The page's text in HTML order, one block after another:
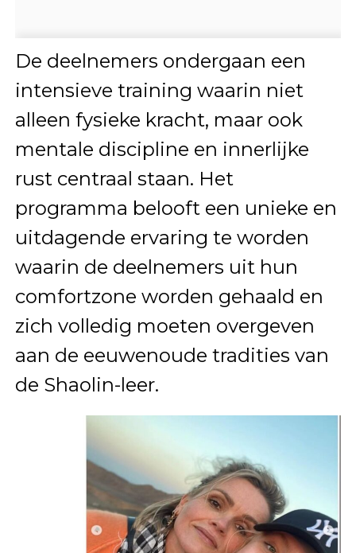
De deelnemers ondergaan een
intensieve training waarin niet
alleen fysieke kracht, maar ook
mentale discipline en innerlijke
rust centraal staan. Het
programma belooft een unieke en
uitdagende ervaring te worden
waarin de deelnemers uit hun
comfortzone worden gehaald en
zich volledig moeten overgeven
aan de eeuwenoude tradities van
de Shaolin-leer.